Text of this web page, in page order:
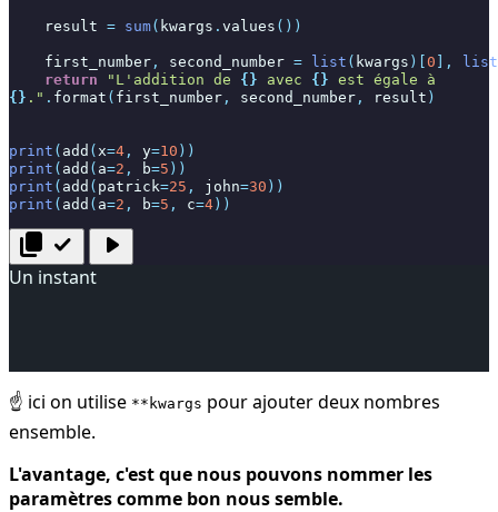
result = sum( kwargs . values ())
first_number , second_number = list ( kwargs )[ 0 ],
list
return
"L'addition de {} avec {}
{} ." . format ( first_number , second_number , result )
print ( add ( x=4 , y=10 ))
print ( add ( a=2 , b=5 ))
print ( add ( patrick=25 , john=30 ))
print ( add ( a=2 , b=5 , c=4 ))
content_copy check play_arrow
Un instant
☝️ ici on utilise **kwargs pour ajouter deux nombres
ensemble.
L'avantage, c'est que nous pouvons nommer les
paramètres comme bon nous semble.